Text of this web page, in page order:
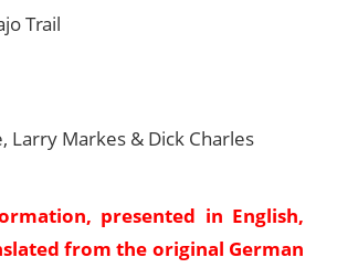
Trail
Larry Markes & Dick Charles
presented in English,
from the original German